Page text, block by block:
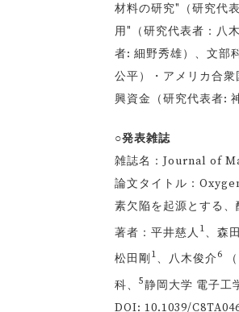
材料の研究"（研究代
用"（研究代表者：八
者: 細野秀雄）、文部
公平）・アメリカ合
興資金（研究代表者:
○発表雑誌
雑誌名：Journal of
論文タイトル：
素欠陥を起源とする、
著者：平井慈人 1、森
松田剛 1、八木俊介 6 （
科、 5静岡大学 電子工
DOI: 10.1039/